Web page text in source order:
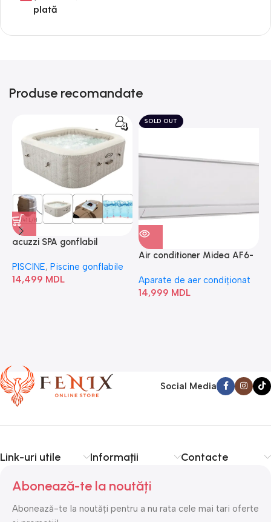
plată
Produse recomandate
acuzzi SPA gonflabil
Bubble” 28446
PISCINE, Piscine gonflabile
14,499 MDL
SOLD OUT
Air conditioner Midea AF6-
Aparate de aer condiționat
14,999 MDL
Social Media
Link-uri utile Informații Contacte
Abonează-te la noutăți
Abonează-te la noutăți pentru a nu rata cele mai tari oferte